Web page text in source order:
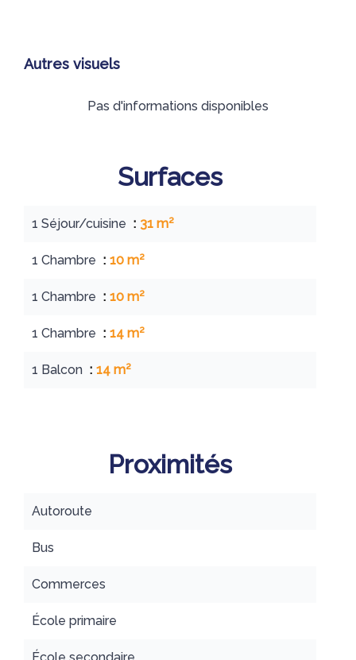
Autres visuels
Pas d'informations disponibles
Surfaces
1 Séjour/cuisine 31 m²
1 Chambre 10 m²
1 Chambre 10 m²
1 Chambre 14 m²
1 Balcon 14 m²
Proximités
Autoroute
Bus
Commerces
École primaire